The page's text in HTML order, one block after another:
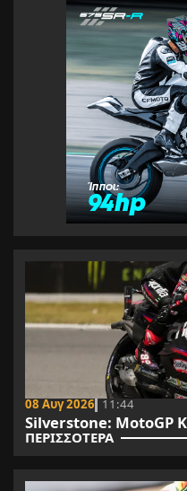
08 Αυγ 2026 11:44
Silverstone: MotoGP
ΠΕΡΙΣΣΟΤΕΡΑ